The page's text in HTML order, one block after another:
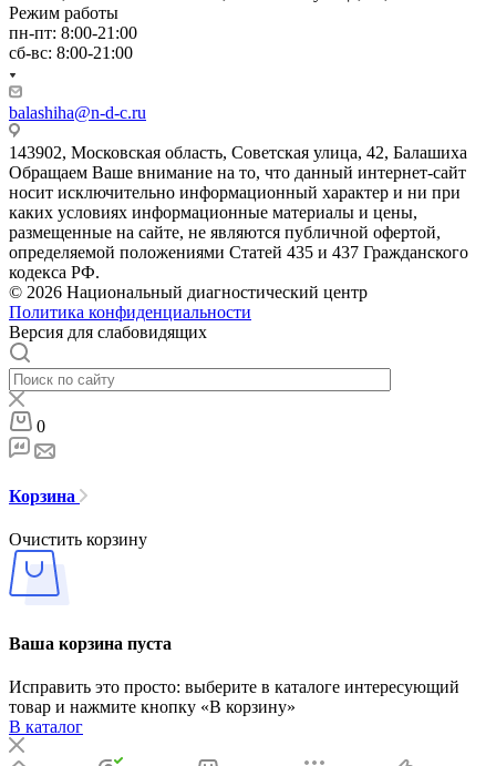
Режим работы
пн-пт: 8:00-21:00
сб-вс: 8:00-21:00
balashiha@n-d-c.ru
143902, Московская область, Советская улица, 42, Балашиха
Обращаем Ваше внимание на то, что данный интернет-сайт
носит исключительно информационный характер и ни при
каких условиях информационные материалы и цены,
размещенные на сайте, не являются публичной офертой,
определяемой положениями Статей 435 и 437 Гражданского
кодекса РФ.
© 2026 Национальный диагностический центр
Политика конфиденциальности
Версия для слабовидящих
0
Корзина
Очистить корзину
Ваша корзина пуста
Исправить это просто: выберите в каталоге интересующий
товар и нажмите кнопку «В корзину»
В каталог